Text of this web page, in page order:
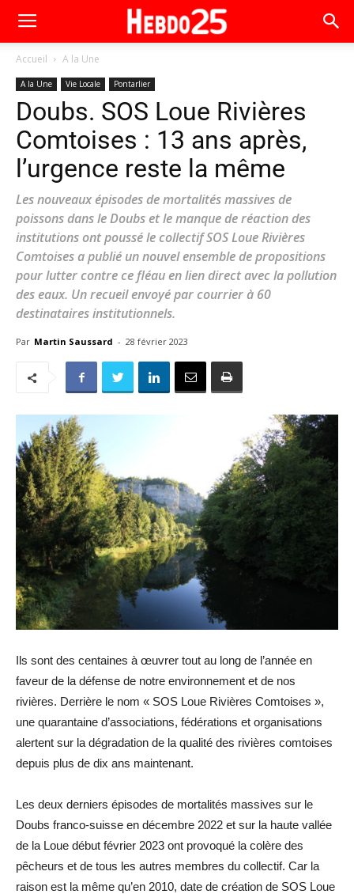
Accueil A la Une
A la Une Vie Locale Pontarlier
Doubs. SOS Loue Rivières
Comtoises : 13 ans après,
l’urgence reste la même
Les nouveaux épisodes de mortalités massives de
poissons dans le Doubs et le manque de réaction des
institutions ont poussé le collectif SOS Loue Rivières
Comtoises a publié un nouvel ensemble de propositions
pour lutter contre ce fléau en lien direct avec la pollution
des eaux. Un recueil envoyé par courrier à 60
destinataires institutionnels.
Par Martin Saussard - 28 février 2023
Ils sont des centaines à œuvrer tout au long de l’année en
faveur de la défense de notre environnement et de nos
rivières. Derrière le nom « SOS Loue Rivières Comtoises »,
une quarantaine d’associations, fédérations et organisations
alertent sur la dégradation de la qualité des rivières comtoises
depuis plus de dix ans maintenant.
Les deux derniers épisodes de mortalités massives sur le
Doubs franco-suisse en décembre 2022 et sur la haute vallée
de la Loue début février 2023 ont provoqué la colère des
pêcheurs et de tous les autres membres du collectif. Car la
raison est la même qu’en 2010, date de création de SOS Loue